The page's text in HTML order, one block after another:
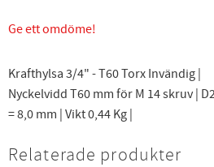
Ge ett omdöme!
Krafthylsa 3/4" - T60 Torx Invändig |
Nyckelvidd T60 mm för M 14 skruv |
= 8,0 mm | Vikt 0,44 Kg |
Relaterade produkter